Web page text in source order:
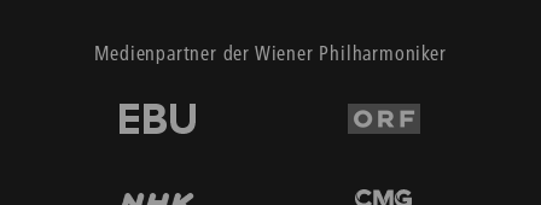
Medienpartner der Wiener Philharmoniker